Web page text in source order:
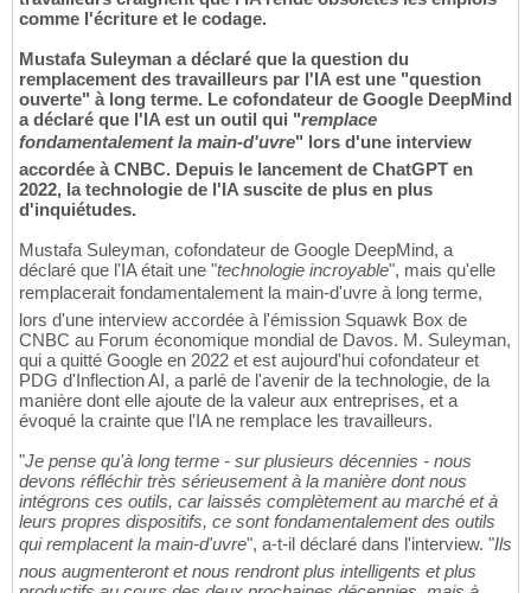
comme l'écriture et le codage.
Mustafa Suleyman a déclaré que la question du
remplacement des travailleurs par l'IA est une "question
ouverte" à long terme. Le cofondateur de Google DeepMind
a déclaré que l'IA est un outil qui "remplace
fondamentalement la main-d'uvre" lors d'une interview
accordée à CNBC. Depuis le lancement de ChatGPT en
2022, la technologie de l'IA suscite de plus en plus
d'inquiétudes.
Mustafa Suleyman, cofondateur de Google DeepMind, a
déclaré que l'IA était une "technologie incroyable", mais qu'elle
remplacerait fondamentalement la main-d'uvre à long terme,
lors d'une interview accordée à l'émission Squawk Box de
CNBC au Forum économique mondial de Davos. M. Suleyman,
qui a quitté Google en 2022 et est aujourd'hui cofondateur et
PDG d'Inflection AI, a parlé de l'avenir de la technologie, de la
manière dont elle ajoute de la valeur aux entreprises, et a
évoqué la crainte que l'IA ne remplace les travailleurs.
"Je pense qu'à long terme - sur plusieurs décennies - nous
devons réfléchir très sérieusement à la manière dont nous
intégrons ces outils, car laissés complètement au marché et à
leurs propres dispositifs, ce sont fondamentalement des outils
qui remplacent la main-d'uvre", a-t-il déclaré dans l'interview. "Ils
nous augmenteront et nous rendront plus intelligents et plus